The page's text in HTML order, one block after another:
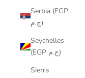
Serbia (EGP
ج.م)
Seychelles
(EGP ج.م)
Sierra